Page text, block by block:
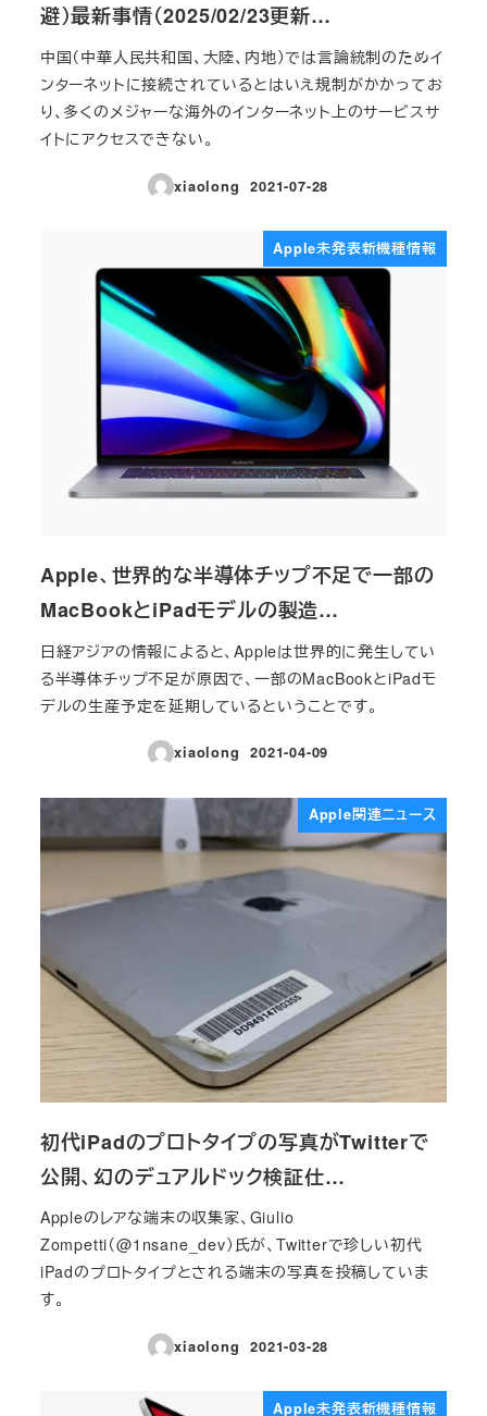
避）最新事情（2025/02/23更新…
中国（中華人民共和国、大陸、内地）では言論統制のためイ
ンターネットに接続されているとはいえ規制がかかってお
り、多くのメジャーな海外のインターネット上のサービスサ
イトにアクセスできない。
xiaolong
投稿日
2021-07-28
Apple未発表新機種情報
Apple、世界的な半導体チップ不足で一部の
MacBookとiPadモデルの製造…
日経アジアの情報によると、Appleは世界的に発生してい
る半導体チップ不足が原因で、一部のMacBookとiPadモ
デルの生産予定を延期しているということです。
xiaolong
投稿日
2021-04-09
Apple関連ニュース
初代iPadのプロトタイプの写真がTwitterで
公開、幻のデュアルドック検証仕…
Appleのレアな端末の収集家、Giulio
Zompetti（@1nsane_dev）氏が、Twitterで珍しい初代
iPadのプロトタイプとされる端末の写真を投稿していま
す。
xiaolong
投稿日
2021-03-28
Apple未発表新機種情報